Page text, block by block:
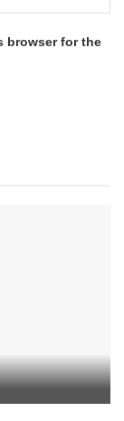
browser for the